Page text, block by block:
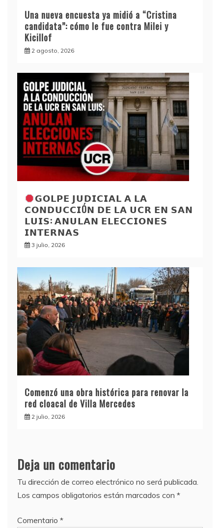
Una nueva encuesta ya midió a “Cristina
candidata”: cómo le fue contra Milei y
Kicillof
2 agosto, 2026
𝗚𝗢𝗟𝗣𝗘 𝗝𝗨𝗗𝗜𝗖𝗜𝗔𝗟 𝗔 𝗟𝗔
𝗖𝗢𝗡𝗗𝗨𝗖𝗖𝗜Ó𝗡 𝗗𝗘 𝗟𝗔 𝗨𝗖𝗥 𝗘𝗡 𝗦𝗔𝗡
𝗟𝗨𝗜𝗦: 𝗔𝗡𝗨𝗟𝗔𝗡 𝗘𝗟𝗘𝗖𝗖𝗜𝗢𝗡𝗘𝗦
𝗜𝗡𝗧𝗘𝗥𝗡𝗔𝗦
3 julio, 2026
Comenzó una obra histórica para renovar la
red cloacal de Villa Mercedes
2 julio, 2026
Deja un comentario
Tu dirección de correo electrónico no será publicada.
Los campos obligatorios están marcados con *
Comentario *